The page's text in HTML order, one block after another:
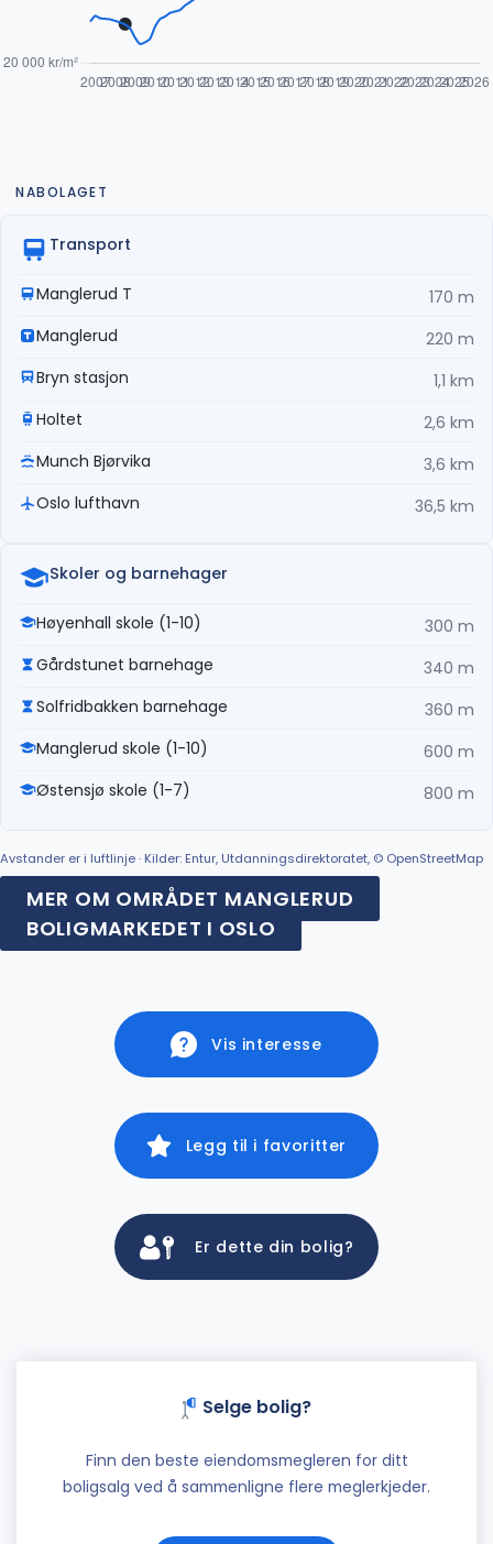
NABOLAGET
Transport
Manglerud T
170 m
Manglerud
220 m
Bryn stasjon
1,1 km
Holtet
2,6 km
Munch Bjørvika
3,6 km
Oslo lufthavn
36,5 km
Skoler og barnehager
Høyenhall skole (1-10)
300 m
Gårdstunet barnehage
340 m
Solfridbakken barnehage
360 m
Manglerud skole (1-10)
600 m
Østensjø skole (1-7)
800 m
Avstander er i luftlinje · Kilder: Entur, Utdanningsdirektoratet, © OpenStreetMap
MER OM OMRÅDET MANGLERUD
BOLIGMARKEDET I OSLO
Vis interesse
Legg til i favoritter
Er dette din bolig?
Selge bolig?
Finn den beste eiendomsmegleren for ditt
boligsalg ved å sammenligne flere meglerkjeder.